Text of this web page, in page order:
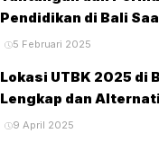
Pendidikan di Bali
5 Februari 2025
Lokasi UTBK 2025 di
Lengkap dan
9 April 2025